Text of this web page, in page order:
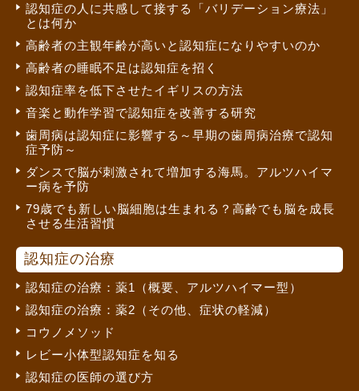
認知症の人に共感して接する「バリデーション療法」
とは何か
高齢者の主観年齢が高いと認知症になりやすいのか
高齢者の睡眠不足は認知症を招く
認知症率を低下させたイギリスの方法
音楽と動作学習で認知症を改善する研究
歯周病は認知症に影響する～早期の歯周病治療で認知
症予防～
ダンスで脳が刺激されて増加する海馬。アルツハイマ
ー病を予防
79歳でも新しい脳細胞は生まれる？高齢でも脳を成長
させる生活習慣
認知症の治療
認知症の治療：薬1（概要、アルツハイマー型）
認知症の治療：薬2（その他、症状の軽減）
コウノメソッド
レビー小体型認知症を知る
認知症の医師の選び方